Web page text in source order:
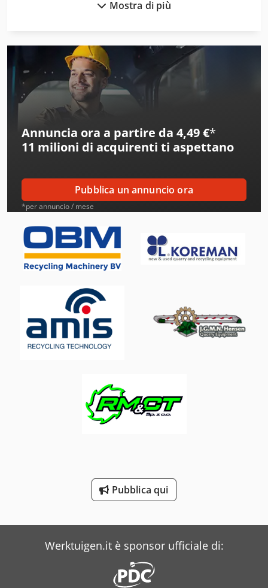
Alberti
Alcoa
Amos
Ams
Amt
Aro
Atb
Atlas Copco
Beka-Mak
Bianco
Mostra di più
Annuncia ora a partire da 4,49 €*
11 milioni di acquirenti ti aspettano
Pubblica un annuncio ora
*per annuncio / mese
Pubblica qui
Werktuigen.it è sponsor ufficiale di: